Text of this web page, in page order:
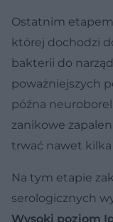
Ostatnim
której dochodzi
bakterii do
poważniejszych
późna
zanikowe
trwać nawet kilka
Na tym etapie
serologicznych
Wysoki poziom